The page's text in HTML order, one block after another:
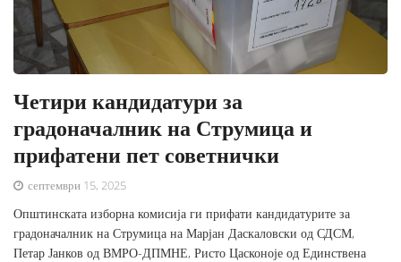
Четири кандидатури за
градоначалник на Струмица и
прифатени пет советнички
септември 15, 2025
Општинската изборна комисија ги прифати кандидатурите за
градоначалник на Струмица на Марјан Даскаловски од СДСМ,
Петар Јанков од ВМРО-ДПМНЕ, Ристо Цасконоје од Единствена